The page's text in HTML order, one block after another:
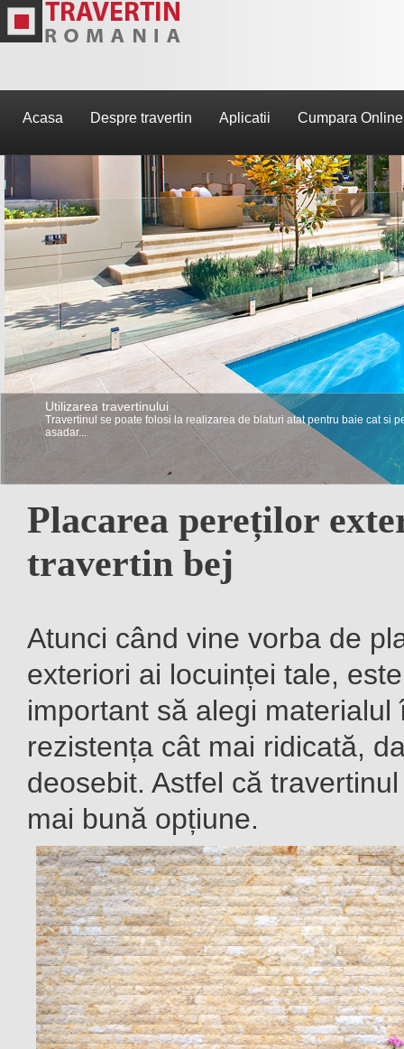
Acasa Despre travertin Aplicatii Cumpara Online
Utilizarea travertinului
Travertinul se poate folosi la realizarea de blaturi atat pentru baie cat si
asadar...
Travertin – Intretinere si curatare
Pentru a-si pastra luminozitatea si nuanta de la inceput travertinul
Placarea pereților
travertin bej
Atunci când vine vorba de
exteriori ai locuinței tale,
important să alegi materialul
rezistența cât mai ridicată,
deosebit. Astfel că
mai bună opțiune.